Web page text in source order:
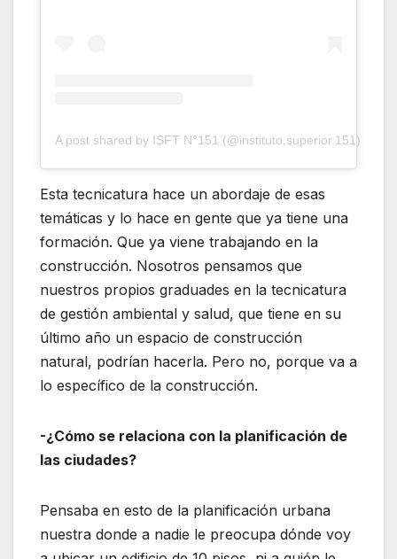
A post shared by ISFT N°151 (@instituto.superior.151)
Esta tecnicatura hace un abordaje de esas
temáticas y lo hace en gente que ya tiene una
formación. Que ya viene trabajando en la
construcción. Nosotros pensamos que
nuestros propios graduades en la tecnicatura
de gestión ambiental y salud, que tiene en su
último año un espacio de construcción
natural, podrían hacerla. Pero no, porque va a
lo específico de la construcción.
-¿Cómo se relaciona con la planificación de
las ciudades?
Pensaba en esto de la planificación urbana
nuestra donde a nadie le preocupa dónde voy